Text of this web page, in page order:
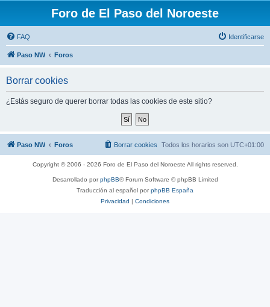
Foro de El Paso del Noroeste
FAQ Identificarse
Paso NW Foros
Borrar cookies
¿Estás seguro de querer borrar todas las cookies de este sitio?
Paso NW Foros Todos los horarios son UTC+01:00
Borrar cookies
Copyright © 2006 - 2026 Foro de El Paso del Noroeste All rights reserved.
Desarrollado porphpBB® Forum Software © phpBB Limited
Traducción al español porphpBB España
Privacidad | Condiciones